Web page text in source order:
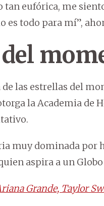
tan eufórica, me
es todo para mí”,
las estrellas del
la Academia de
muy dominada por
aspira a un
Grande, Taylor